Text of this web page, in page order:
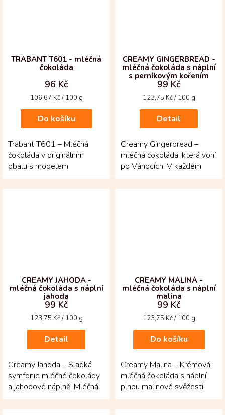
TRABANT T601 - mléčná
čokoláda
96 Kč
Měrná
106,67 Kč / 100 g
Do košíku
Trabant T601 – Mléčná
čokoláda v originálním
obalu s modelem
legendárního auta! Krémová
50% čokoláda z
CREAMY GINGERBREAD -
mléčná čokoláda s náplní
s perníkovým kořením
99 Kč
Měrná
123,75 Kč / 100 g
Detail
Creamy Gingerbread –
mléčná čokoláda, která voní
po Vánocích! V každém
kousku se setkává jemná
mléčná čokoláda s...
CREAMY JAHODA -
mléčná čokoláda s náplní
jahoda
99 Kč
Měrná
123,75 Kč / 100 g
Detail
Creamy Jahoda – Sladká
symfonie mléčné čokolády
a jahodové náplně! Mléčná
35% čokoláda z
kolumbijských kakaových
CREAMY MALINA -
mléčná čokoláda s náplní
malina
99 Kč
Měrná
123,75 Kč / 100 g
Do košíku
Creamy Malina – Krémová
mléčná čokoláda s náplní
plnou malinové svěžesti!
Mléčná 35% čokoláda z
kolumbijských...